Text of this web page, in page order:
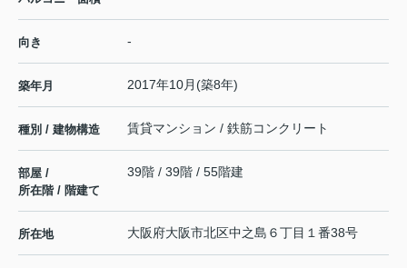
向き -
築年月 2017年10月(築8年)
種別 / 建物構造 賃貸マンション / 鉄筋コンクリート
部屋 /
所在階 / 階建て
39階 / 39階 / 55階建
所在地 大阪府大阪市北区中之島 ６丁目１番38号